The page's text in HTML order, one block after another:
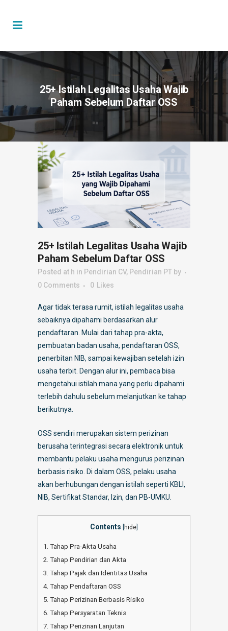
25+ Istilah Legalitas Usaha Wajib
Paham Sebelum Daftar OSS
25+ Istilah Legalitas Usaha Wajib
Paham Sebelum Daftar OSS
Posted at h in Pendirian CV, Pendirian PT by
0 Comments
0 Likes
Agar tidak terasa rumit, istilah legalitas usaha
sebaiknya dipahami berdasarkan alur
pendaftaran. Mulai dari tahap pra-akta,
pembuatan badan usaha, pendaftaran OSS,
penerbitan NIB, sampai kewajiban setelah izin
usaha terbit. Dengan alur ini, pembaca bisa
mengetahui istilah mana yang perlu dipahami
terlebih dahulu sebelum melanjutkan ke tahap
berikutnya.
OSS sendiri merupakan sistem perizinan
berusaha terintegrasi secara elektronik untuk
membantu pelaku usaha mengurus perizinan
berbasis risiko. Di dalam OSS, pelaku usaha
akan berhubungan dengan istilah seperti KBLI,
NIB, Sertifikat Standar, Izin, dan PB-UMKU.
Contents hide
1. Tahap Pra-Akta Usaha
2. Tahap Pendirian dan Akta
3. Tahap Pajak dan Identitas Usaha
4. Tahap Pendaftaran OSS
5. Tahap Perizinan Berbasis Risiko
6. Tahap Persyaratan Teknis
7. Tahap Perizinan Lanjutan